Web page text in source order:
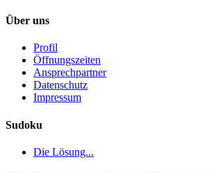
Über uns
Profil
Öffnungszeiten
Ansprechpartner
Datenschutz
Impressum
Sudoku
Die Lösung...